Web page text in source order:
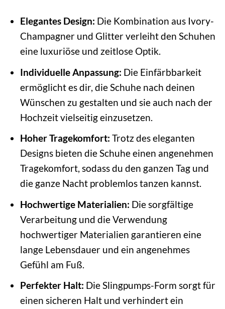
Elegantes Design: Die Kombination aus Ivory-
Champagner und Glitter verleiht den Schuhen
eine luxuriöse und zeitlose Optik.
Individuelle Anpassung: Die Einfärbbarkeit
ermöglicht es dir, die Schuhe nach deinen
Wünschen zu gestalten und sie auch nach der
Hochzeit vielseitig einzusetzen.
Hoher Tragekomfort: Trotz des eleganten
Designs bieten die Schuhe einen angenehmen
Tragekomfort, sodass du den ganzen Tag und
die ganze Nacht problemlos tanzen kannst.
Hochwertige Materialien: Die sorgfältige
Verarbeitung und die Verwendung
hochwertiger Materialien garantieren eine
lange Lebensdauer und ein angenehmes
Gefühl am Fuß.
Perfekter Halt: Die Slingpumps-Form sorgt für
einen sicheren Halt und verhindert ein